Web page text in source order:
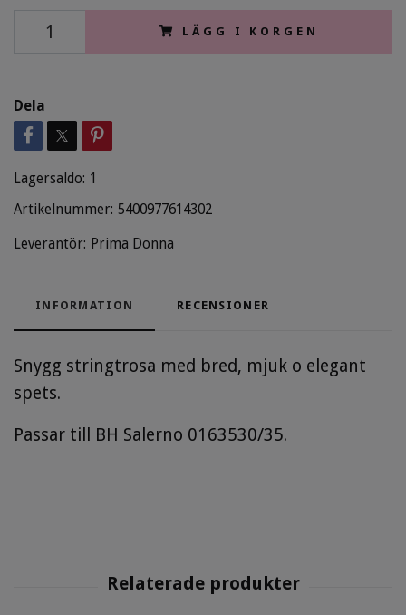
LÄGG I KORGEN
Dela
Lagersaldo: 1
Artikelnummer: 5400977614302
Leverantör: Prima Donna
INFORMATION RECENSIONER
Snygg stringtrosa med bred, mjuk o elegant
spets.
Passar till BH Salerno 0163530/35.